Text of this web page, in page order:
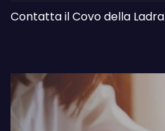
Contatta il Covo della Ladra